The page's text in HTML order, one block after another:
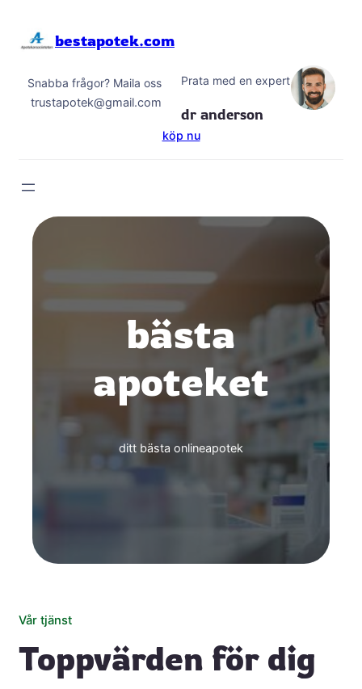
bestapotek.com
Snabba frågor? Maila oss
trustapotek@gmail.com
Prata med en expert
dr anderson
köp nu
bästa
apoteket
ditt bästa onlineapotek
Vår tjänst
Toppvärden för dig